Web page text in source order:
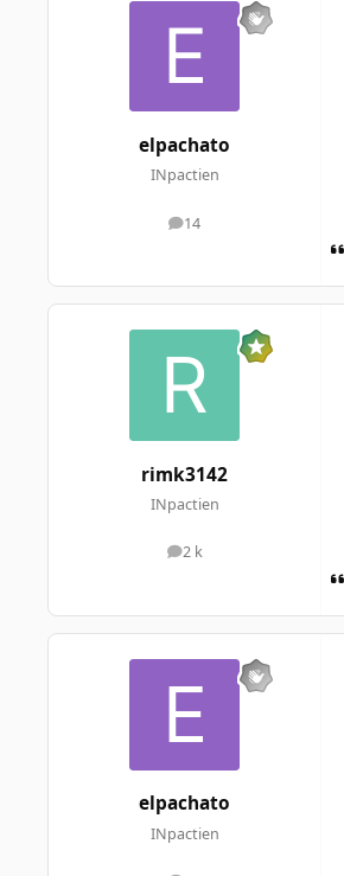
elpachato
INpactien
14
messages
rimk3142
INpactien
2 k
messages
elpachato
INpactien